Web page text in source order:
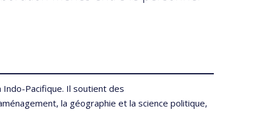
Pacifique. Il soutient des
la géographie et la science politique,